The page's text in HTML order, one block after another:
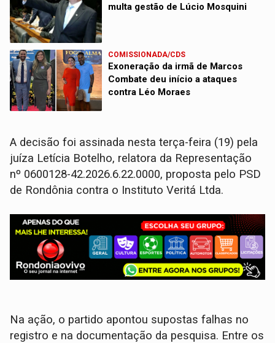
multa gestão de Lúcio Mosquini
COMISSIONADA/CDS
Exoneração da irmã de Marcos
Combate deu início a ataques
contra Léo Moraes
A decisão foi assinada nesta terça-feira (19) pela
juíza Letícia Botelho, relatora da Representação
nº 0600128-42.2026.6.22.0000, proposta pelo PSD
de Rondônia contra o Instituto Veritá Ltda.
Na ação, o partido apontou supostas falhas no
registro e na documentação da pesquisa. Entre os